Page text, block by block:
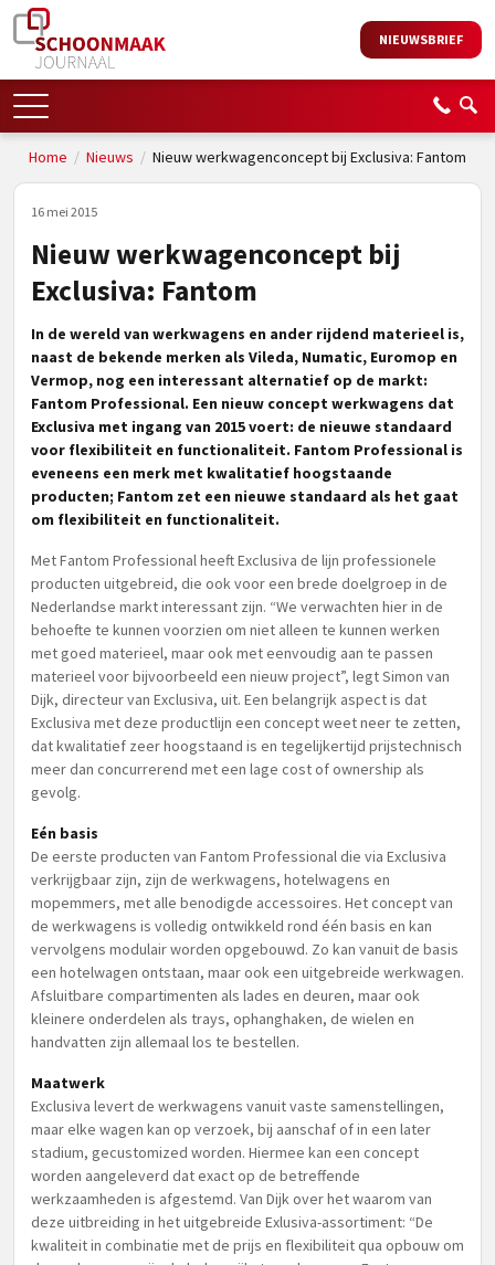
NIEUWSBRIEF
Home / Nieuws / Nieuw werkwagenconcept bij Exclusiva: Fantom
16 mei 2015
Nieuw werkwagenconcept bij
Exclusiva: Fantom
In de wereld van werkwagens en ander rijdend materieel is,
naast de bekende merken als Vileda, Numatic, Euromop en
Vermop, nog een interessant alternatief op de markt:
Fantom Professional. Een nieuw concept werkwagens dat
Exclusiva met ingang van 2015 voert: de nieuwe standaard
voor flexibiliteit en functionaliteit. Fantom Professional is
eveneens een merk met kwalitatief hoogstaande
producten; Fantom zet een nieuwe standaard als het gaat
om flexibiliteit en functionaliteit.
Met Fantom Professional heeft Exclusiva de lijn professionele
producten uitgebreid, die ook voor een brede doelgroep in de
Nederlandse markt interessant zijn. “We verwachten hier in de
behoefte te kunnen voorzien om niet alleen te kunnen werken
met goed materieel, maar ook met eenvoudig aan te passen
materieel voor bijvoorbeeld een nieuw project”, legt Simon van
Dijk, directeur van Exclusiva, uit. Een belangrijk aspect is dat
Exclusiva met deze productlijn een concept weet neer te zetten,
dat kwalitatief zeer hoogstaand is en tegelijkertijd prijstechnisch
meer dan concurrerend met een lage cost of ownership als
gevolg.
Eén basis
De eerste producten van Fantom Professional die via Exclusiva
verkrijgbaar zijn, zijn de werkwagens, hotelwagens en
mopemmers, met alle benodigde accessoires. Het concept van
de werkwagens is volledig ontwikkeld rond één basis en kan
vervolgens modulair worden opgebouwd. Zo kan vanuit de basis
een hotelwagen ontstaan, maar ook een uitgebreide werkwagen.
Afsluitbare compartimenten als lades en deuren, maar ook
kleinere onderdelen als trays, ophanghaken, de wielen en
handvatten zijn allemaal los te bestellen.
Maatwerk
Exclusiva levert de werkwagens vanuit vaste samenstellingen,
maar elke wagen kan op verzoek, bij aanschaf of in een later
stadium, gecustomized worden. Hiermee kan een concept
worden aangeleverd dat exact op de betreffende
werkzaamheden is afgestemd. Van Dijk over het waarom van
deze uitbreiding in het uitgebreide Exlusiva-assortiment: “De
kwaliteit in combinatie met de prijs en flexibiliteit qua opbouw om